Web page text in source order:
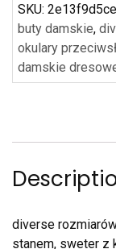
SKU:
buty damskie,
okulary
damskie
diverse
stanem, sweter z